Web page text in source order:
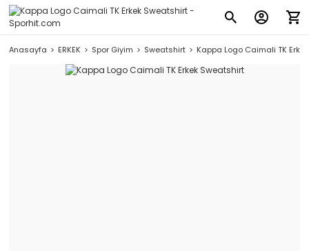
Anasayfa ERKEK Spor Giyim Sweatshirt Kappa Logo Caimali TK